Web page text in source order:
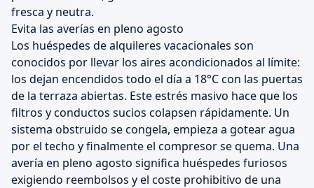
fresca y neutra.
Evita las averías en pleno agosto
Los huéspedes de alquileres vacacionales son
conocidos por llevar los aires acondicionados al límite:
los dejan encendidos todo el día a 18°C con las puertas
de la terraza abiertas. Este estrés masivo hace que los
filtros y conductos sucios colapsen rápidamente. Un
sistema obstruido se congela, empieza a gotear agua
por el techo y finalmente el compresor se quema. Una
avería en pleno agosto significa huéspedes furiosos
exigiendo reembolsos y el coste prohibitivo de una